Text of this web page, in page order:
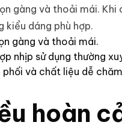
gàng và thoải mái. Khi
kiểu dáng phù hợp.
gàng và thoải mái.
nhịp sử dụng thường
và chất liệu dễ
hoàn